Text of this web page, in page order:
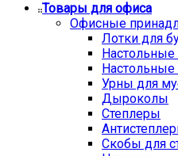
Товары для офиса
Офисные
Лотки для
Урны для
Дыроколы
Степлеры
Скобы для